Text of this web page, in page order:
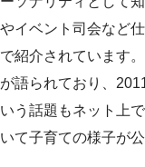
やイベント司会など
で紹介されています
が語られており、
いう話題もネット上
いて子育ての様子が